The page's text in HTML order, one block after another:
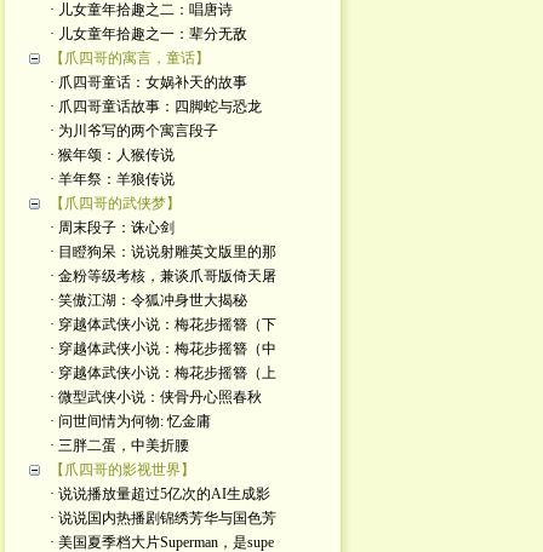
· 儿女童年拾趣之二：唱唐诗
· 儿女童年拾趣之一：辈分无敌
【爪四哥的寓言，童话】
· 爪四哥童话：女娲补天的故事
· 爪四哥童话故事：四脚蛇与恐龙
· 为川爷写的两个寓言段子
· 猴年颂：人猴传说
· 羊年祭：羊狼传说
【爪四哥的武侠梦】
· 周末段子：诛心剑
· 目瞪狗呆：说说射雕英文版里的那
· 金粉等级考核，兼谈爪哥版倚天屠
· 笑傲江湖：令狐冲身世大揭秘
· 穿越体武侠小说：梅花步摇簪（下
· 穿越体武侠小说：梅花步摇簪（中
· 穿越体武侠小说：梅花步摇簪（上
· 微型武侠小说：侠骨丹心照春秋
· 问世间情为何物: 忆金庸
· 三胖二蛋，中美折腰
【爪四哥的影视世界】
· 说说播放量超过5亿次的AI生成影
· 说说国内热播剧锦绣芳华与国色芳
· 美国夏季档大片Superman，是supe